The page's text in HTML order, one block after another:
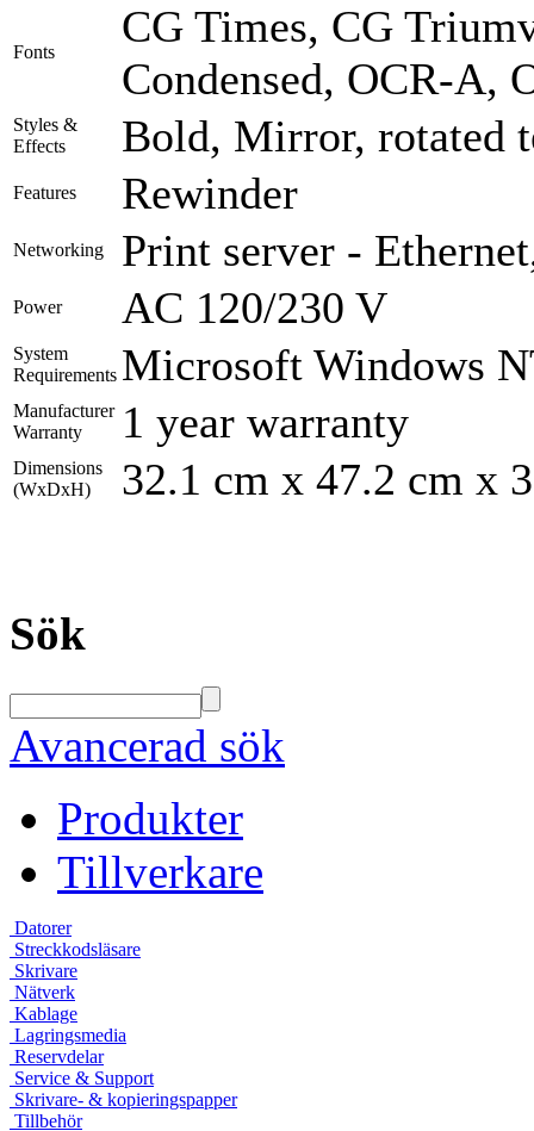
Fonts
CG Times, CG
Condensed, OCR-A,
Styles &
Effects
Bold, Mirror, rotated
Features Rewinder
Networking Print server -
Power AC 120/230 V
System
Requirements Microsoft Windows
Manufacturer
Warranty
1 year warranty
Dimensions
(WxDxH)
32.1 cm x 47.2 cm x
Sök
Avancerad sök
Produkter
Tillverkare
Datorer
Streckkodsläsare
Skrivare
Nätverk
Kablage
Lagringsmedia
Reservdelar
Service & Support
Skrivare- & kopieringspapper
Tillbehör